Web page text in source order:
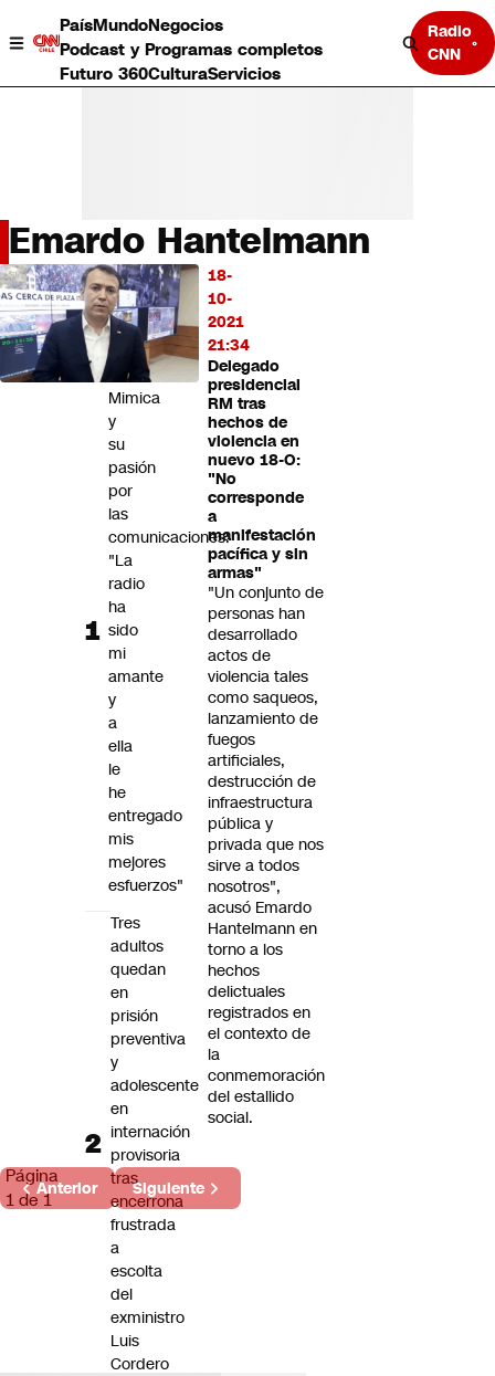
PaísMundoNegocios
Podcast y Programas completos
Futuro 360CulturaServicios
Radio
CNN
País
Mundo
Negocios
Deportes
Programas completos
CNN tiempo
Emardo Hantelmann
18-
10-
2021
21:34
Delegado
presidencial
RM tras
hechos de
violencia en
nuevo 18-O:
"No
corresponde
a
manifestación
pacífica y sin
armas"
"Un conjunto de
personas han
desarrollado
actos de
violencia tales
como saqueos,
lanzamiento de
fuegos
artificiales,
destrucción de
infraestructura
pública y
privada que nos
sirve a todos
nosotros",
acusó Emardo
Hantelmann en
torno a los
hechos
delictuales
registrados en
el contexto de
la
conmemoración
del estallido
social.
Página
1 de 1
Anterior Siguiente
LO
MÁS
LEÍDO
Vladimiro
Mimica
y
su
pasión
por
las
comunicaciones:
"La
radio
ha
sido
mi
amante
y
a
ella
le
he
entregado
mis
mejores
esfuerzos"
Tres
adultos
quedan
en
prisión
preventiva
y
adolescente
en
internación
provisoria
tras
encerrona
frustrada
a
escolta
del
exministro
Luis
Cordero